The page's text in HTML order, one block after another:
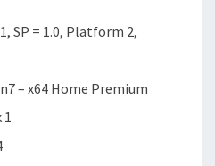
SP = 1.0, Platform 2,
– x64 Home Premium